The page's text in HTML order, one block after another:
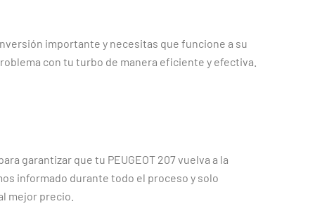
importante y necesitas que funcione a su
con tu turbo de manera eficiente y efectiva.
garantizar que tu PEUGEOT 207 vuelva a la
informado durante todo el proceso y solo
mejor precio.